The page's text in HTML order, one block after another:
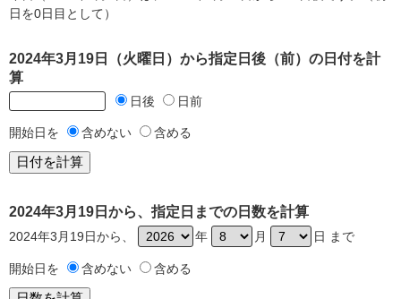
日を0日目として）
2024年3月19日（火曜日）から指定日後（前）の日付を計
算
日後 日前
開始日を 含めない 含める
2024年3月19日から、指定日までの日数を計算
2024年3月19日から、 年 月 日 まで
開始日を 含めない 含める